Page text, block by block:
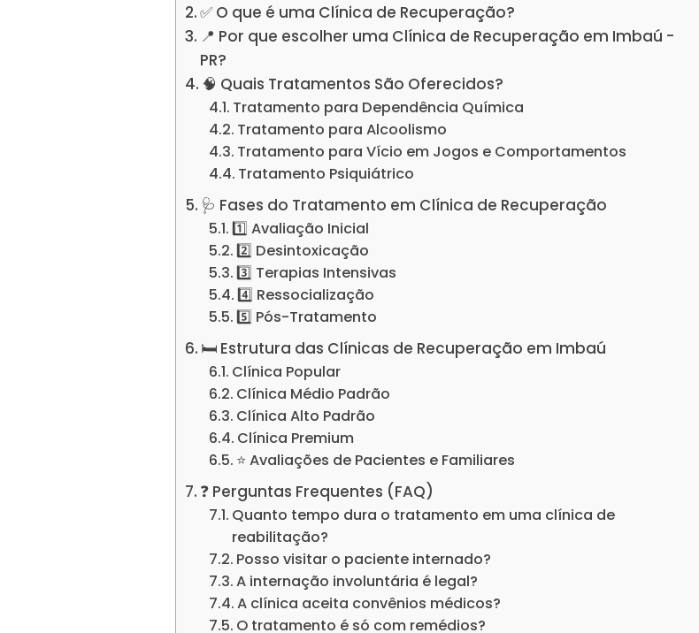
✅ O que é uma Clínica de Recuperação?
📍 Por que escolher uma Clínica de Recuperação em Imbaú -
PR?
🧠 Quais Tratamentos São Oferecidos?
Tratamento para Dependência Química
Tratamento para Alcoolismo
Tratamento para Vício em Jogos e Comportamentos
Tratamento Psiquiátrico
🩺 Fases do Tratamento em Clínica de Recuperação
1️⃣ Avaliação Inicial
2️⃣ Desintoxicação
3️⃣ Terapias Intensivas
4️⃣ Ressocialização
5️⃣ Pós-Tratamento
🛏️ Estrutura das Clínicas de Recuperação em Imbaú
Clínica Popular
Clínica Médio Padrão
Clínica Alto Padrão
Clínica Premium
⭐ Avaliações de Pacientes e Familiares
❓ Perguntas Frequentes (FAQ)
Quanto tempo dura o tratamento em uma clínica de
reabilitação?
Posso visitar o paciente internado?
A internação involuntária é legal?
A clínica aceita convênios médicos?
O tratamento é só com remédios?